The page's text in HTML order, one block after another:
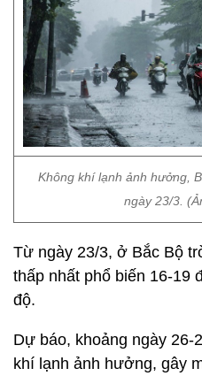
Không khí lạnh ảnh hưởng,
ngày 23/3.
Từ ngày 23/3, ở Bắc Bộ
thấp nhất phổ biến 16-19
độ.
Dự báo, khoảng ngày 26-
khí lạnh ảnh hưởng, gây